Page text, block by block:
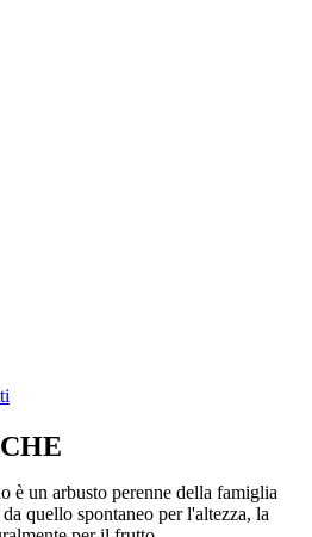
un arbusto perenne della famiglia
quello spontaneo per l'altezza, la